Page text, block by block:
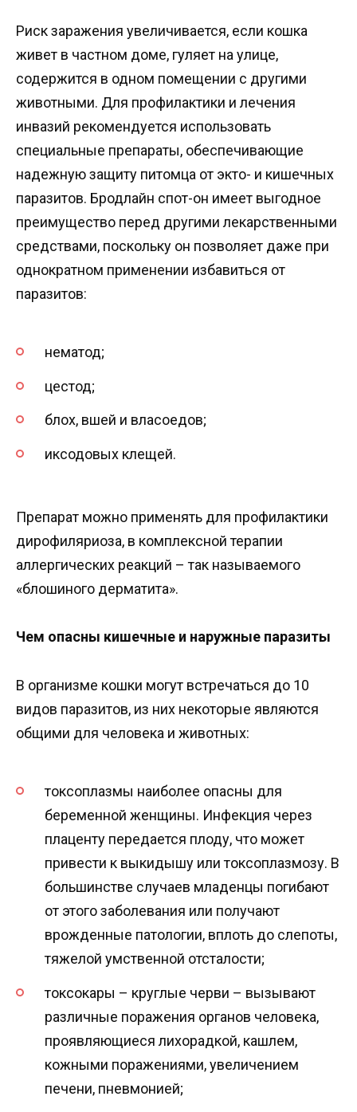
Риск заражения увеличивается, если кошка
живет в частном доме, гуляет на улице,
содержится в одном помещении с другими
животными. Для профилактики и лечения
инвазий рекомендуется использовать
специальные препараты, обеспечивающие
надежную защиту питомца от экто- и кишечных
паразитов. Бродлайн спот-он имеет выгодное
преимущество перед другими лекарственными
средствами, поскольку он позволяет даже при
однократном применении избавиться от
паразитов:
нематод;
цестод;
блох, вшей и власоедов;
иксодовых клещей.
Препарат можно применять для профилактики
дирофиляриоза, в комплексной терапии
аллергических реакций – так называемого
«блошиного дерматита».
Чем опасны кишечные и наружные паразиты
В организме кошки могут встречаться до 10
видов паразитов, из них некоторые являются
общими для человека и животных:
токсоплазмы наиболее опасны для
беременной женщины. Инфекция через
плаценту передается плоду, что может
привести к выкидышу или токсоплазмозу. В
большинстве случаев младенцы погибают
от этого заболевания или получают
врожденные патологии, вплоть до слепоты,
тяжелой умственной отсталости;
токсокары – круглые черви – вызывают
различные поражения органов человека,
проявляющиеся лихорадкой, кашлем,
кожными поражениями, увеличением
печени, пневмонией;